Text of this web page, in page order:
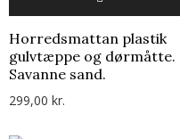
Horredsmattan plastik
gulvtæppe og dørmåtte.
Savanne sand.
299,00 kr.